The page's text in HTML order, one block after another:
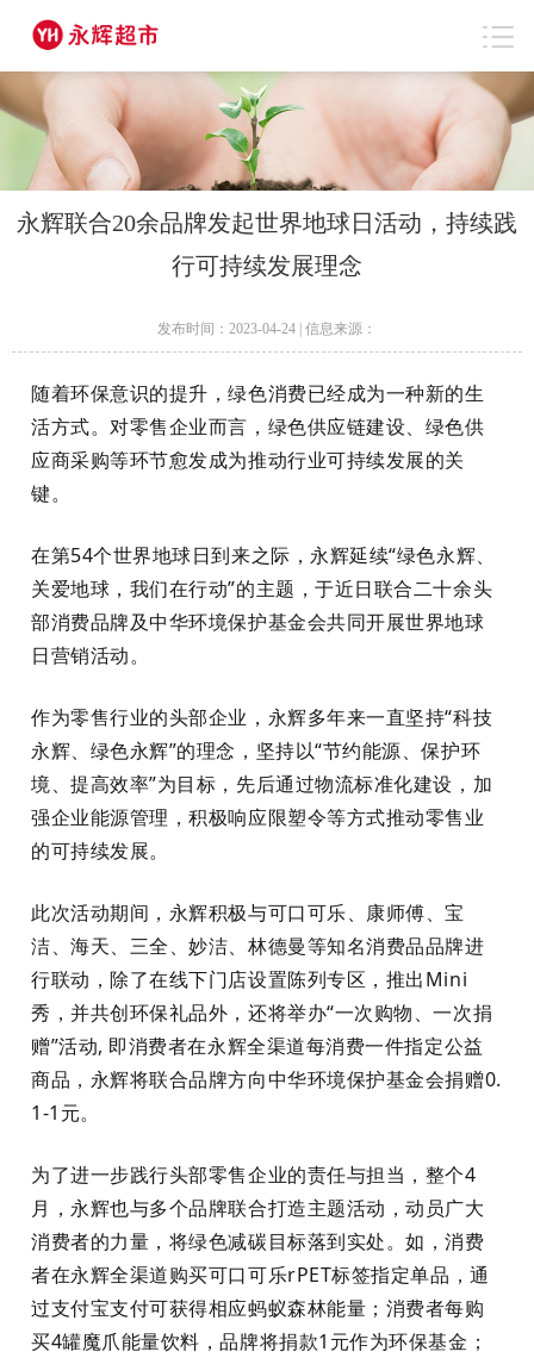
永辉联合20余品牌发起世界地球日活动，持续践
行可持续发展理念
发布时间：2023-04-24 | 信息来源：
随着环保意识的提升，绿色消费已经成为一种新的生
活方式。对零售企业而言，绿色供应链建设、绿色供
应商采购等环节愈发成为推动行业可持续发展的关
键。
在第54个世界地球日到来之际，永辉延续“绿色永辉、
关爱地球，我们在行动”的主题，于近日联合二十余头
部消费品牌及中华环境保护基金会共同开展世界地球
日营销活动。
作为零售行业的头部企业，永辉多年来一直坚持“科技
永辉、绿色永辉”的理念，坚持以“节约能源、保护环
境、提高效率”为目标，先后通过物流标准化建设，加
强企业能源管理，积极响应限塑令等方式推动零售业
的可持续发展。
此次活动期间，永辉积极与可口可乐、康师傅、宝
洁、海天、三全、妙洁、林德曼等知名消费品品牌进
行联动，除了在线下门店设置陈列专区，推出Mini
秀，并共创环保礼品外，还将举办“一次购物、一次捐
赠”活动, 即消费者在永辉全渠道每消费一件指定公益
商品，永辉将联合品牌方向中华环境保护基金会捐赠0.
1-1元。
为了进一步践行头部零售企业的责任与担当，整个4
月，永辉也与多个品牌联合打造主题活动，动员广大
消费者的力量，将绿色减碳目标落到实处。如，消费
者在永辉全渠道购买可口可乐rPET标签指定单品，通
过支付宝支付可获得相应蚂蚁森林能量；消费者每购
买4罐魔爪能量饮料，品牌将捐款1元作为环保基金；